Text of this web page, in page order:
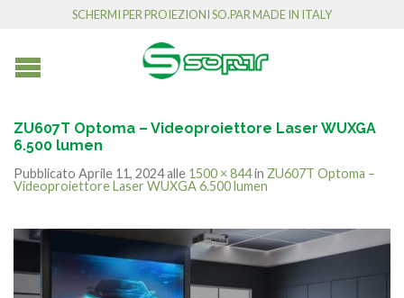
SCHERMI PER PROIEZIONI SO.PAR MADE IN ITALY
ZU607T Optoma – Videoproiettore Laser WUXGA
6.500 lumen
Pubblicato Aprile 11, 2024alle 1500 × 844in ZU607T Optoma –
Videoproiettore Laser WUXGA 6.500 lumen